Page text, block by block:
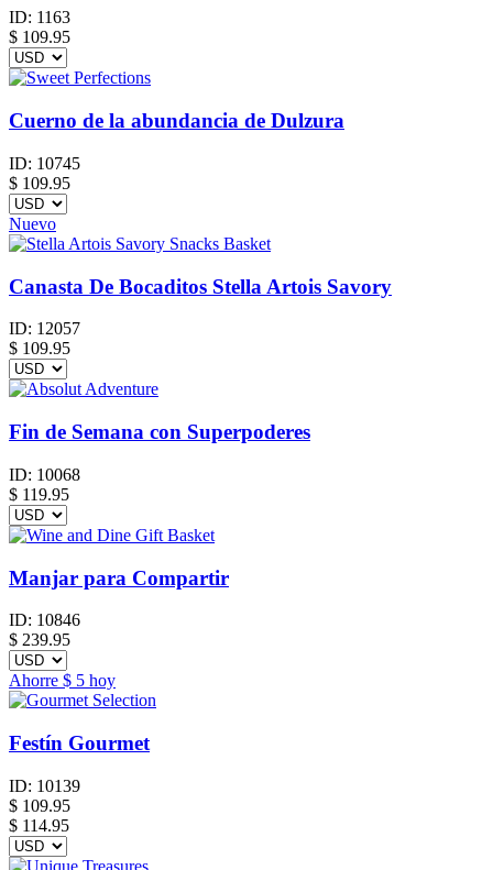
ID: 1163
$ 109.95
Cuerno de la abundancia de Dulzura
ID: 10745
$ 109.95
Nuevo
Canasta De Bocaditos Stella Artois Savory
ID: 12057
$ 109.95
Fin de Semana con Superpoderes
ID: 10068
$ 119.95
Manjar para Compartir
ID: 10846
$ 239.95
Ahorre $ 5 hoy
Festín Gourmet
ID: 10139
$ 109.95
$ 114.95